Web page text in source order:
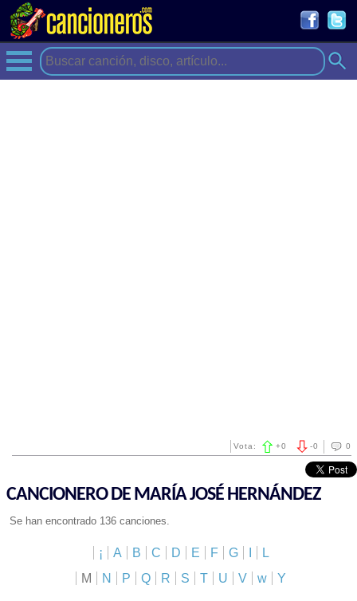
0
-0
Vota: +0
CANCIONERO DE MARÍA JOSÉ HERNÁNDEZ
Se han encontrado 136 canciones.
¡ A B C D E F G
L
M
N P Q R S T U V w Y